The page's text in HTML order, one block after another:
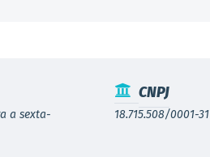
a sexta-
CNPJ
18.715.508/0001-31